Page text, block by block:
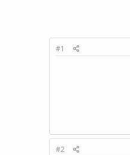
#1
#2